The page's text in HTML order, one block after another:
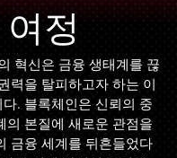
정
혁신은 금융 생태계를 끊
력을 탈피하고자 하는 이
. 블록체인은 신뢰의 중
의 본질에 새로운 관점을
금융 세계를 뒤흔들었다